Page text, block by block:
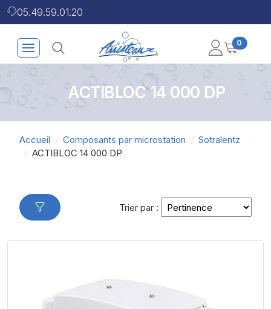
05.49.59.01.20
0
ACTIBLOC 14 000 DP
Accueil Composants par microstation
Sotralentz
ACTIBLOC 14 000 DP
Trier par :